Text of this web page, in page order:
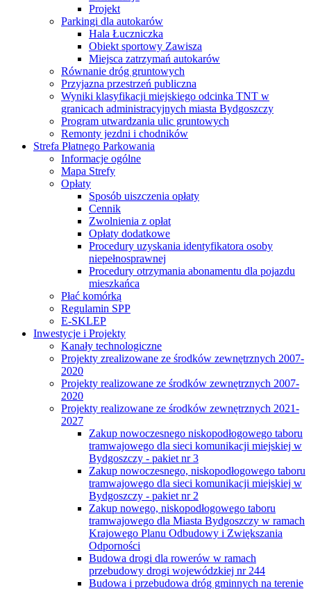
Projekt
Parkingi dla autokarów
Hala Łuczniczka
Obiekt sportowy Zawisza
Miejsca zatrzymań autokarów
Równanie dróg gruntowych
Przyjazna przestrzeń publiczna
Wyniki klasyfikacji miejskiego odcinka TNT w
granicach administracyjnych miasta Bydgoszczy
Program utwardzania ulic gruntowych
Remonty jezdni i chodników
Strefa Płatnego Parkowania
Informacje ogólne
Mapa Strefy
Opłaty
Sposób uiszczenia opłaty
Cennik
Zwolnienia z opłat
Opłaty dodatkowe
Procedury uzyskania identyfikatora osoby
niepełnosprawnej
Procedury otrzymania abonamentu dla pojazdu
mieszkańca
Płać komórką
Regulamin SPP
E-SKLEP
Inwestycje i Projekty
Kanały technologiczne
Projekty zrealizowane ze środków zewnętrznych 2007-
2020
Projekty realizowane ze środków zewnętrznych 2007-
2020
Projekty realizowane ze środków zewnętrznych 2021-
2027
Zakup nowoczesnego niskopodłogowego taboru
tramwajowego dla sieci komunikacji miejskiej w
Bydgoszczy - pakiet nr 3
Zakup nowoczesnego, niskopodłogowego taboru
tramwajowego dla sieci komunikacji miejskiej w
Bydgoszczy - pakiet nr 2
Zakup nowego, niskopodłogowego taboru
tramwajowego dla Miasta Bydgoszczy w ramach
Krajowego Planu Odbudowy i Zwiększania
Odporności
Budowa drogi dla rowerów w ramach
przebudowy drogi wojewódzkiej nr 244
Budowa i przebudowa dróg gminnych na terenie